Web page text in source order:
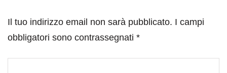
Il tuo indirizzo email non sarà pubblicato. I campi
obbligatori sono contrassegnati *